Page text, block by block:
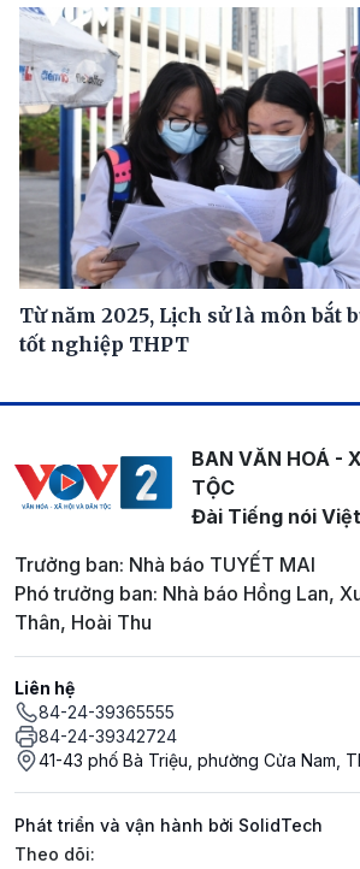
Từ năm 2025, Lịch sử là môn bắt
tốt nghiệp THPT
BAN VĂN HOÁ -
TỘC
Đài Tiếng nói
Trưởng ban: Nhà báo TUYẾT MAI
Phó trưởng ban: Nhà báo Hồng Lan,
Thân, Hoài Thu
Liên hệ
84-24-39365555
84-24-39342724
41-43 phố Bà Triệu, phường Cửa Nam,
Phát triển và vận hành bởi SolidTech
Mạng xã hội
Theo dõi: